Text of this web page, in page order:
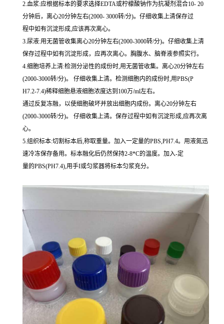
2.血浆:应根据标本的要求选择EDTA或柠檬酸钠作为抗凝剂混合10- 20
分钟后，离心20分钟左右(2000- 3000转/分)。仔细收集上清保存过
程中如有沉淀形成,应该再次离心。
3.尿液:用无菌管收集离心20分钟左右(2000-3000转/分)。仔细收集上清
保存过程中如有沉淀形成，应再次离心。胸腹水、脑脊液参照实行。
4.细胞培养上清:检测分泌性的成份时,用无菌管收集。离心20分钟左右
(2000-3000转/分)。 仔细收集上清。检测细胞内的成份时,用PBS(P
H7.2-7.4)稀释细胞悬液细胞浓度达到100万/ml左右。
通过反复冻融，以使细胞破坏并放出细胞内成份。离心20分钟左右
(2000-3000转/分)。 仔细收集上清。保存过程中如有沉淀形成,应再次离
心。
5.组织标本:切割标本后,称取重量。加入一定量的PBS,PH7.4。用液氮迅
速冷冻保存备用。标本融化后仍然保持2-8*C的温度。加入-定
量的PBS(PH7.4),用手I或匀浆器将标本匀浆充分。